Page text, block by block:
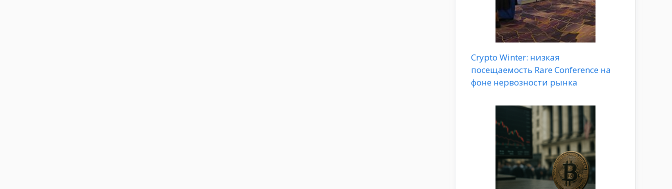
Crypto Winter: низкая
посещаемость Rare Conference на
фоне нервозности рынка